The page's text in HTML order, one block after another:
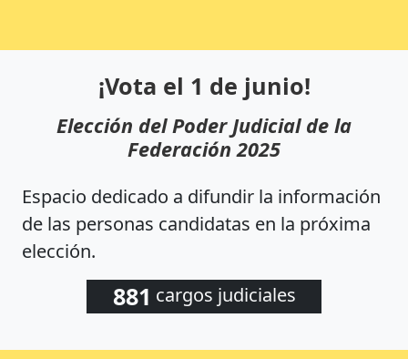
¡Vota el 1 de junio!
Elección del Poder Judicial de la
Federación 2025
Espacio dedicado a difundir la información
de las personas candidatas en la próxima
elección.
881 cargos judiciales